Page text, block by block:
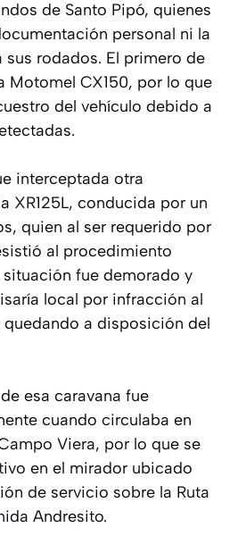
de Santo Pipó, quienes
personal ni la
rodados. El primero de
Motomel CX150, por lo que
del vehículo debido a
interceptada otra
XR125L, conducida por un
quien al ser requerido por
al procedimiento
fue demorado y
local por infracción al
a disposición del
esa caravana fue
cuando circulaba en
Viera, por lo que se
en el mirador ubicado
de servicio sobre la Ruta
Andresito.